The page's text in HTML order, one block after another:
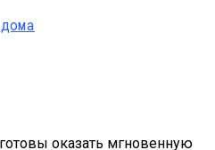
оказать мгновенную